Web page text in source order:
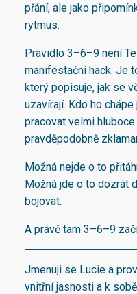
přání, ale jako
rytmus.
Pravidlo 3–6–9 není
manifestační hack. Je
který popisuje, jak se
uzavírají. Kdo ho
pracovat velmi
pravděpodobně
Možná nejde o to
Možná jde o to dozrát
bojovat.
A právě tam 3–6–9
Jmenuji se Lucie a
vnitřní jasnosti a k